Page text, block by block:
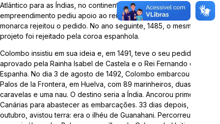
Atlântico para as Índias, no continente asiático. Para tal
empreendimento pediu apoio ao rei de Portugal, D. João II, mas o
monarca rejeitou o pedido. No ano seguinte, 1485, o mesmo
projeto foi rejeitado pela coroa espanhola.
Colombo insistiu em sua ideia e, em 1491, teve o seu pedido
aprovado pela Rainha Isabel de Castela e o Rei Fernando da
Espanha. No dia 3 de agosto de 1492, Colombo embarcou em
Palos de la Frontera, em Huelva, com 89 marinheiros, duas
caravelas e uma nau. O destino seria a Índia. Ancorou primeiro nas
Canárias para abastecer as embarcações. 33 dias depois, em 12 de
outubro, avistou terra: era o ilhéu de Guanahani. Percorreu, então,
Desenvolvido por
"Esta obra foi realizada com recursos da Lei Complementar
nº 195/2022, Lei Paulo Gustavo"